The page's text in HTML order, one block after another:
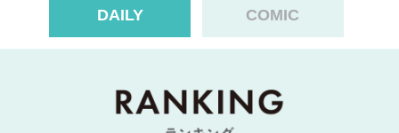
DAILY COMIC